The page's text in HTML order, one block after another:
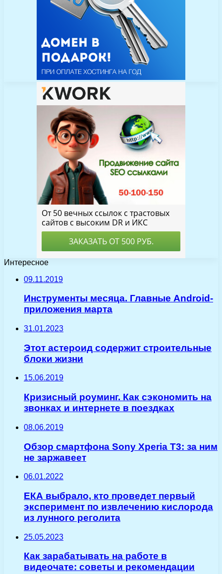
Интересное
09.11.2019
Инструменты месяца. Главные Android-
приложения марта
31.01.2023
Этот астероид содержит строительные
блоки жизни
15.06.2019
Кризисный роуминг. Как сэкономить на
звонках и интернете в поездках
08.06.2019
Обзор смартфона Sony Xperia T3: за ним
не заржавеет
06.01.2022
ЕКА выбрало, кто проведет первый
эксперимент по извлечению кислорода
из лунного реголита
25.05.2023
Как зарабатывать на работе в
видеочате: советы и рекомендации